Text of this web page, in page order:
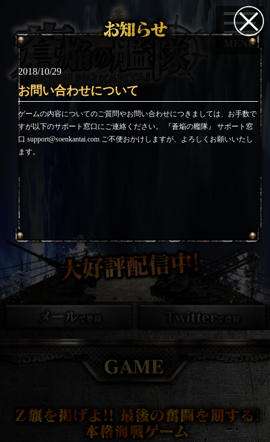
2018/10/29
お問い合わせについて
ゲームの内容についてのご質問やお問い合わせにつきましては、お手数で
すが以下のサポート窓口にご連絡ください。 『蒼焔の艦隊』 サポート窓
口 support@soenkantai.com ご不便おかけしますが、よろしくお願いいたし
ます。